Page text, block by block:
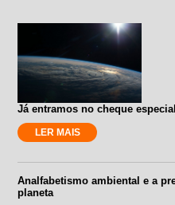
Já entramos no cheque
LER MAIS
Analfabetismo ambiental e a
planeta